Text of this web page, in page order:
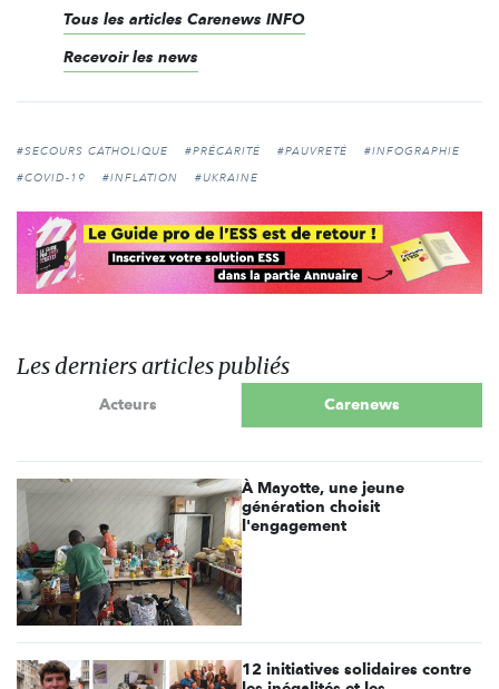
Tous les articles Carenews INFO
Recevoir les news
#SECOURS CATHOLIQUE #PRÉCARITÉ #PAUVRETÉ
#INFOGRAPHIE
#COVID-19
#INFLATION #UKRAINE
Les derniers articles publiés
Acteurs Carenews
À Mayotte, une jeune
génération choisit
l'engagement
12 initiatives solidaires contre